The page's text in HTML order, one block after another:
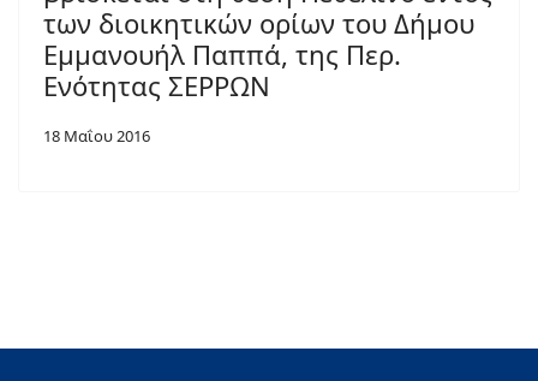
των διοικητικών ορίων του Δήμου
Εμμανουήλ Παππά, της Περ.
Ενότητας ΣΕΡΡΩΝ
18 Μαΐου 2016